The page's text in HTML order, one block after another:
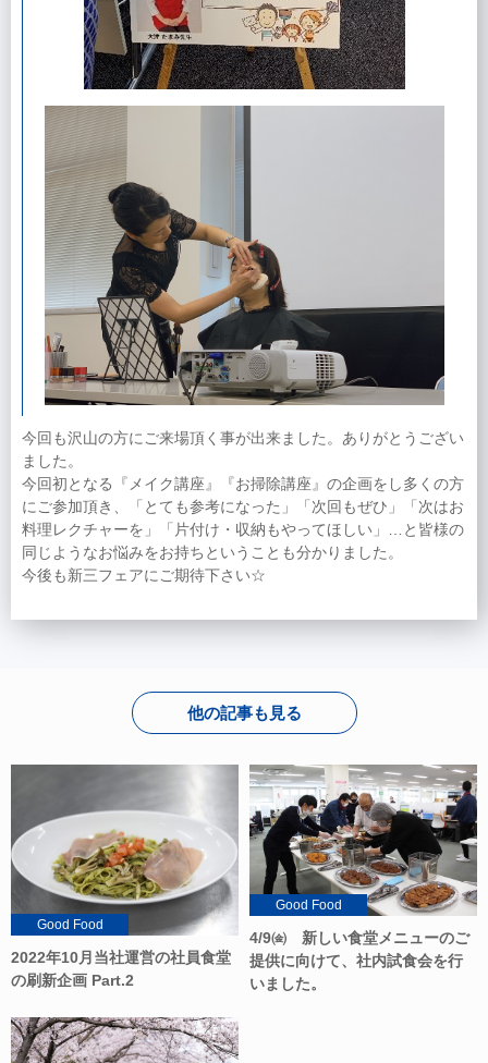
今回も沢山の方にご来場頂く事が出来ました。ありがとうござい
ました。
今回初となる『メイク講座』『お掃除講座』の企画をし多くの方
にご参加頂き、「とても参考になった」「次回もぜひ」「次はお
料理レクチャーを」「片付け・収納もやってほしい」…と皆様の
同じようなお悩みをお持ちということも分かりました。
今後も新三フェアにご期待下さい☆
他の記事も見る
Good Food
2022年10月当社運営の社員食堂
の刷新企画 Part.2
Good Food
4/9㈮ 新しい食堂メニューのご
提供に向けて、社内試食会を行
いました。